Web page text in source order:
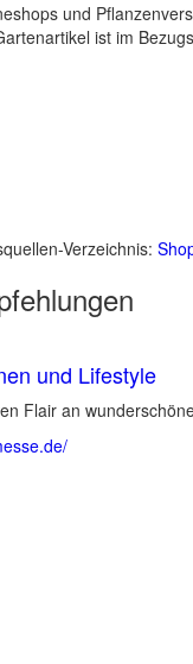
und
ist im
Verzeichnis:
und Lifestyle
Flair an